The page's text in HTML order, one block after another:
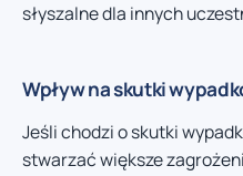
słyszalne dla innych
Wpływ na skutki
Jeśli chodzi o skutki
stwarzać większe